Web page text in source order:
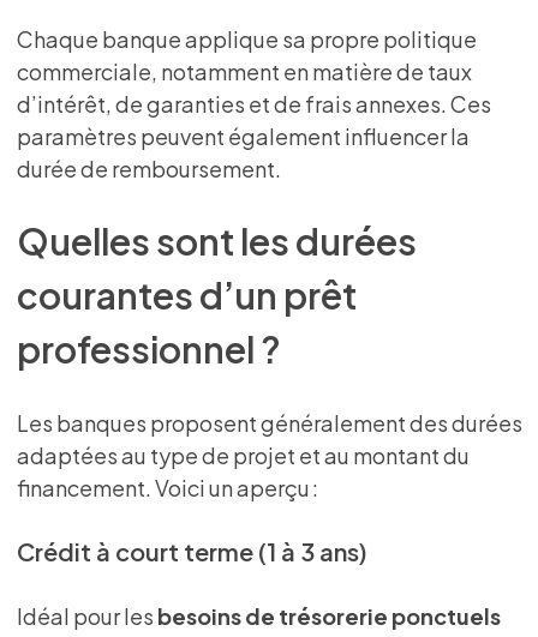
Chaque banque applique sa propre politique
commerciale, notamment en matière de taux
d’intérêt, de garanties et de frais annexes. Ces
paramètres peuvent également influencer la
durée de remboursement.
Quelles sont les durées
courantes d’un prêt
professionnel ?
Les banques proposent généralement des durées
adaptées au type de projet et au montant du
financement. Voici un aperçu :
Crédit à court terme (1 à 3 ans)
Idéal pour les besoins de trésorerie ponctuels